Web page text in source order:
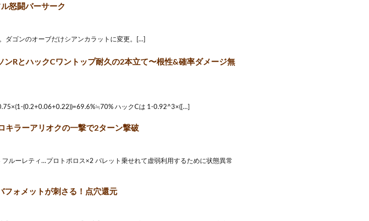
怒闘バーサーク
ダゴンのオーブだけシアンカラットに変更。[…]
ンRとハックCワントップ耐久の2本立て〜根性&確率ダメージ無
(0.2+0.06+0.22))=69.6%≒70% ハックCは 1-0.92^3×([…]
キラーアリオクの一撃で2ターン撃破
ルーレティ…プロトポロス×2 バレット乗せれて虚弱利用するために状態異常
フォメットが刺さる！点穴還元